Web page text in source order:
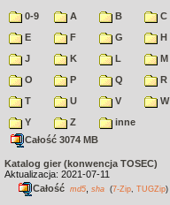
0-9 A B C
E
F G H
J
K L M
O
P Q R
T
U V W
Y
Z
inne
Całość 3074 MB
Katalog gier (konwencja TOSEC)
Aktualizacja: 2021-07-11
Całość md5 sha (7-Zip TUGZip)